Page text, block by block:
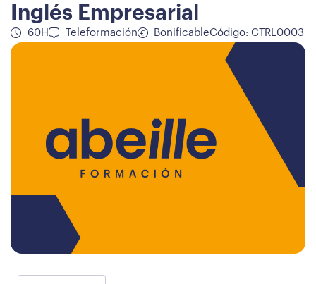
Inglés Empresarial
60H Teleformación BonificableCódigo: CTRL0003